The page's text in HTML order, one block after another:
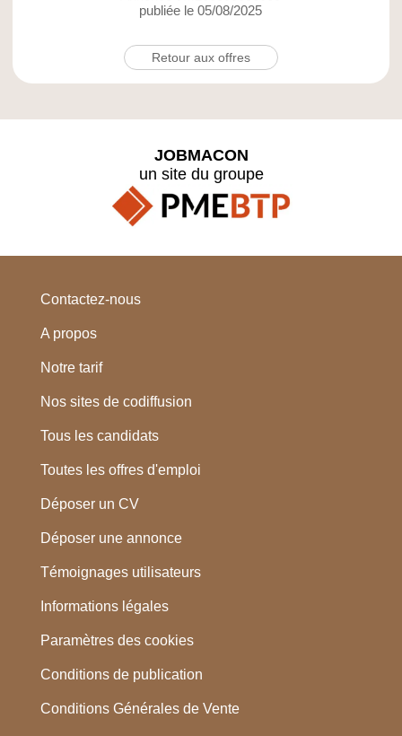
publiée le 05/08/2025
Retour aux offres
JOBMACON
un site du groupe
Contactez-nous
A propos
Notre tarif
Nos sites de codiffusion
Tous les candidats
Toutes les offres d'emploi
Déposer un CV
Déposer une annonce
Témoignages utilisateurs
Informations légales
Paramètres des cookies
Conditions de publication
Conditions Générales de Vente